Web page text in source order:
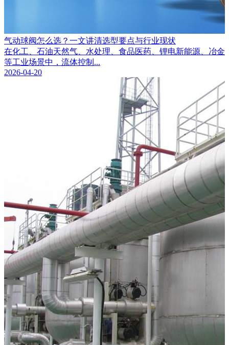
气动球阀怎么选？一文讲清选型要点与行业现状
在化工、石油天然气、水处理、食品医药、锂电新能源、冶金
等工业场景中，流体控制...
2026-04-20